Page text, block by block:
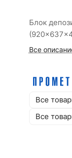
Блок
Все
Все
Все